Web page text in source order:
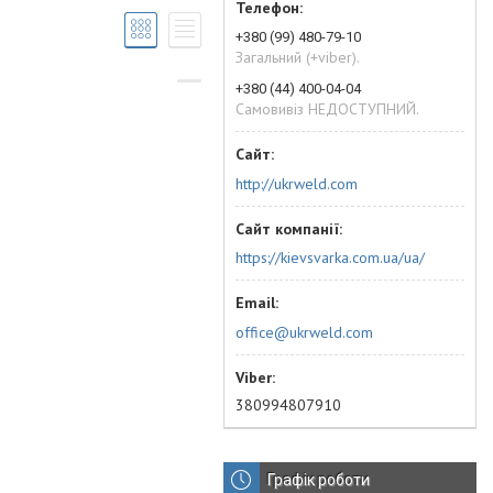
+380 (99) 480-79-10
Загальний (+viber).
+380 (44) 400-04-04
Самовивіз НЕДОСТУПНИЙ.
http://ukrweld.com
https://kievsvarka.com.ua/ua/
office@ukrweld.com
380994807910
Графік роботи